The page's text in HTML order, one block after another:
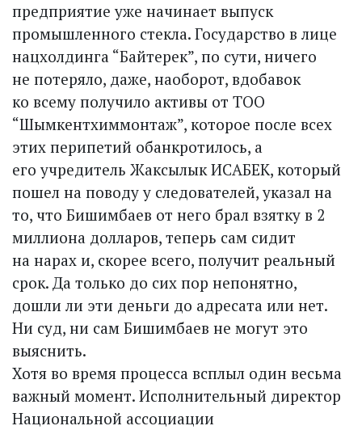
предприятие уже начинает выпуск
промышленного стекла. Государство в лице
нацхолдинга “Байтерек”, по сути, ничего
не потеряло, даже, наоборот, вдобавок
ко всему получило активы от ТОО
“Шымкентхиммонтаж”, которое после всех
этих перипетий обанкротилось, а
его учредитель Жаксылык ИСАБЕК, который
пошел на поводу у следователей, указал на
то, что Бишимбаев от него брал взятку в 2
миллиона долларов, теперь сам сидит
на нарах и, скорее всего, получит реальный
срок. Да только до сих пор непонятно,
дошли ли эти деньги до адресата или нет.
Ни суд, ни сам Бишимбаев не могут это
выяснить.
Хотя во время процесса всплыл один весьма
важный момент. Исполнительный директор
Национальной ассоциации